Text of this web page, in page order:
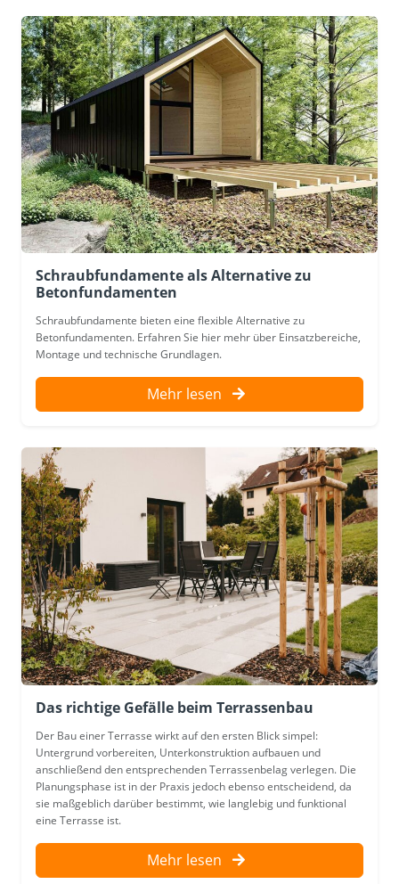
Schraubfundamente als Alternative zu
Betonfundamenten
Schraubfundamente bieten eine flexible Alternative zu
Betonfundamenten. Erfahren Sie hier mehr über Einsatzbereiche,
Montage und technische Grundlagen.
Mehr lesen
Das richtige Gefälle beim Terrassenbau
Der Bau einer Terrasse wirkt auf den ersten Blick simpel:
Untergrund vorbereiten, Unterkonstruktion aufbauen und
anschließend den entsprechenden Terrassenbelag verlegen. Die
Planungsphase ist in der Praxis jedoch ebenso entscheidend, da
sie maßgeblich darüber bestimmt, wie langlebig und funktional
eine Terrasse ist.
Mehr lesen